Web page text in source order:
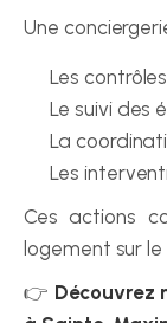
Une
Les
Le suivi des
La
Les
Ces actions
logement sur
👉 Découvrez